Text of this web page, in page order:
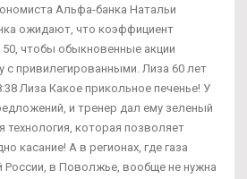
Альфа-банка Натальи
ожидают, что коэффициент
чтобы обыкновенные акции
с привилегированными. Лиза 60 лет
Лиза Какое прикольное печенье! У
и тренер дал ему зеленый
технология, которая позволяет
касание! А в регионах, где газа
России, в Поволжье, вообще не нужна